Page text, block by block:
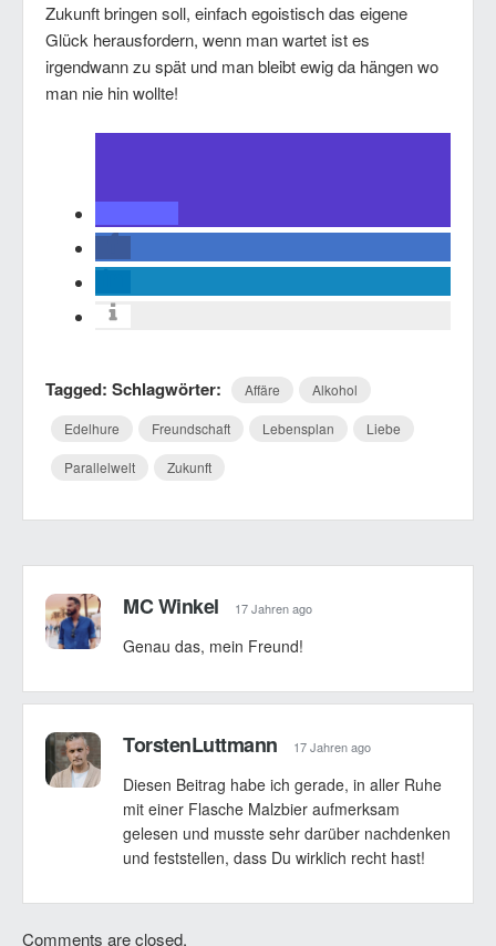
Zukunft bringen soll, einfach egoistisch das eigene
Glück herausfordern, wenn man wartet ist es
irgendwann zu spät und man bleibt ewig da hängen wo
man nie hin wollte!
Tagged: Schlagwörter: Affäre Alkohol
Edelhure Freundschaft Lebensplan Liebe
Parallelwelt Zukunft
MC Winkel 17 Jahren ago
Genau das, mein Freund!
TorstenLuttmann 17 Jahren ago
Diesen Beitrag habe ich gerade, in aller Ruhe
mit einer Flasche Malzbier aufmerksam
gelesen und musste sehr darüber nachdenken
und feststellen, dass Du wirklich recht hast!
Comments are closed.